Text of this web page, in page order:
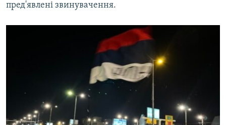
пред'явлені звинувачення.